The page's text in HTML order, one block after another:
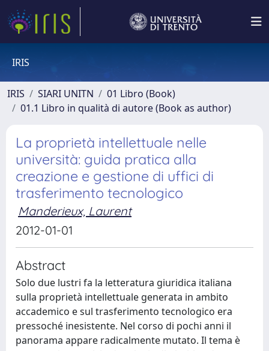
IRIS
IRIS SIARI UNITN
01 Libro (Book)
01.1 Libro in qualità di autore (Book as author)
La proprietà intellettuale nelle
università: guida pratica alla
creazione e gestione di uffici di
trasferimento tecnologico
Manderieux, Laurent
2012-01-01
Abstract
Solo due lustri fa la letteratura giuridica italiana
sulla proprietà intellettuale generata in ambito
accademico e sul trasferimento tecnologico era
pressoché inesistente. Nel corso di pochi anni il
panorama appare radicalmente mutato. Il tema è